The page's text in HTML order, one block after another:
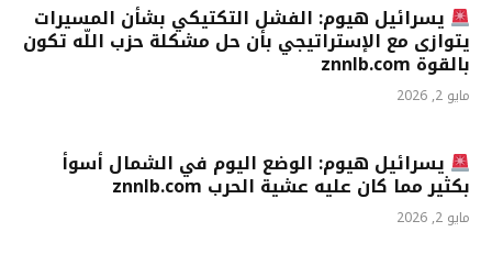
يسرائيل هيوم: الفشل التكتيكي بشأن المسيرات
يتوازى مع الإستراتيجي بأن حل مشكلة حزب اللّه تكون
بالقوة znnlb.com
مايو 2, 2026
يسرائيل هيوم: الوضع اليوم في الشمال أسوأ
بكثير مما كان عليه عشية الحرب znnlb.com
مايو 2, 2026